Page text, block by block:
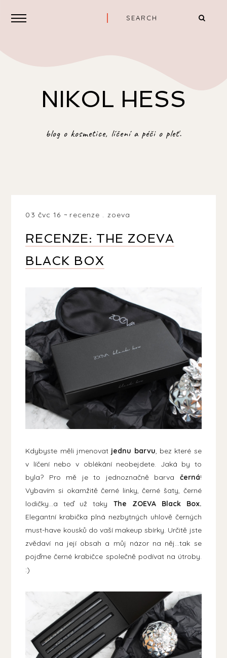
NIKOL HESS
blog o kosmetice, líčení a péči o pleť.
03 čvc 16 recenze . zoeva
RECENZE: THE ZOEVA
BLACK BOX
Kdybyste měli jmenovat jednu barvu, bez které se
v líčení nebo v oblékání neobejdete. Jaká by to
byla? Pro mě je to jednoznačně barva černá!
Vybavím si okamžitě černé linky, černé šaty, černé
lodičky...a teď už taky The ZOEVA Black Box.
Elegantní krabička plná nezbytných uhlově černých
must-have kousků do vaší makeup sbírky. Určitě jste
zvědaví na její obsah a můj názor na něj...tak se
pojďme černé krabičce společně podívat na útroby.
:)